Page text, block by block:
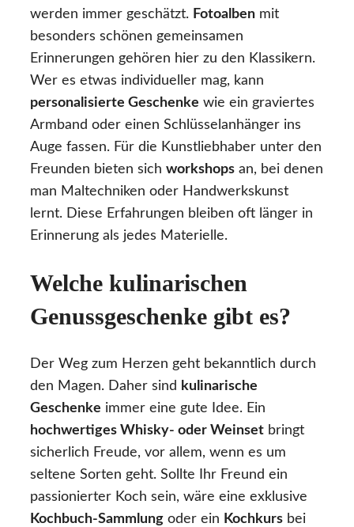
werden immer geschätzt. Fotoalben mit
besonders schönen gemeinsamen
Erinnerungen gehören hier zu den Klassikern.
Wer es etwas individueller mag, kann
personalisierte Geschenke wie ein graviertes
Armband oder einen Schlüsselanhänger ins
Auge fassen. Für die Kunstliebhaber unter den
Freunden bieten sich workshops an, bei denen
man Maltechniken oder Handwerkskunst
lernt. Diese Erfahrungen bleiben oft länger in
Erinnerung als jedes Materielle.
Welche kulinarischen
Genussgeschenke gibt es?
Der Weg zum Herzen geht bekanntlich durch
den Magen. Daher sind kulinarische
Geschenke immer eine gute Idee. Ein
hochwertiges Whisky- oder Weinset bringt
sicherlich Freude, vor allem, wenn es um
seltene Sorten geht. Sollte Ihr Freund ein
passionierter Koch sein, wäre eine exklusive
Kochbuch-Sammlung oder ein Kochkurs bei